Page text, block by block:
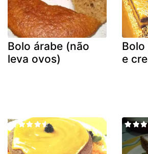
Bolo árabe (não
leva ovos)
e